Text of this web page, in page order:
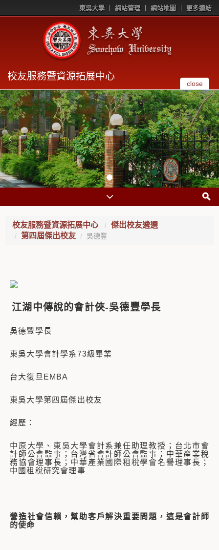
東吳大學 網站管理 網站地圖 更多連結
校友服務暨資源拓展中心
close
校友服務暨資源拓展中心
傑出校友遴選
第四屆傑出校友
吳德豐
江湖中傳說的會計俠-吳德豐學長
吳德豐學長
東吳大學會計學系73級畢業
台大復旦EMBA
東吳大學第四屆傑出校友
經歷：
中原大學、東吳大學會計系兼任助理教授；台北市會
計師公會監事；台灣省會計師公會監事；中華產業稅
務協會理事長；中華產業國際租稅學會名譽理事長；
中國租稅研究會理事
營造社會信賴，幫助客戶解決重要問題，這是會計師
的使命